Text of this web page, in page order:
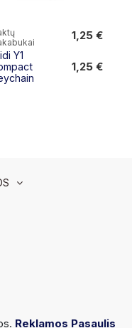
Y1
1,25 €
1,25 €
Reklamos Pasaulis